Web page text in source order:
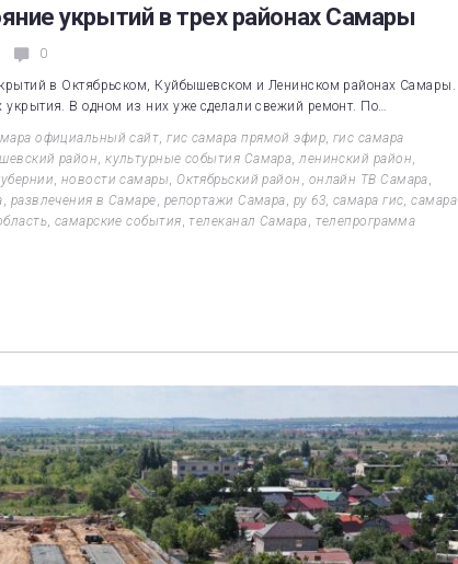
укрытий в трех районах Самары
0
в Октябрьском, Куйбышевском и Ленинском районах Самары.
В одном из них уже сделали свежий ремонт. По…
официальный сайт,гис самара прямой эфир,гис самара
район,культурные события Самара,ленинский район,
, новости самары,Октябрьский район , онлайн ТВ Самара,
, развлечения в Самаре, репортажи Самара, ру 63, самара гис,самара
, самарские события,телеканал Самара, телепрограмма